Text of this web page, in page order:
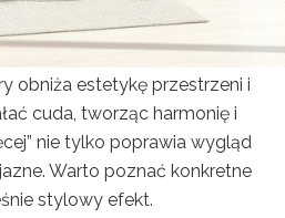
obniża estetykę przestrzeni i
cuda, tworząc harmonię i
nie tylko poprawia wygląd
Warto poznać konkretne
stylowy efekt.